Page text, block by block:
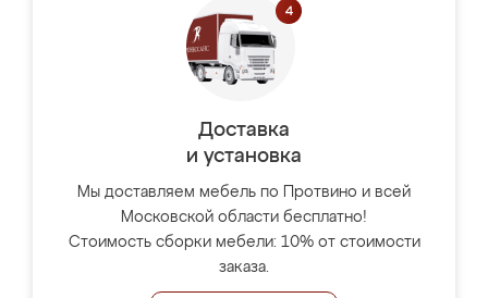
Доставка
и установка
Мы доставляем мебель по Протвино и всей
Московской области бесплатно!
Стоимость сборки мебели: 10% от стоимости
заказа.